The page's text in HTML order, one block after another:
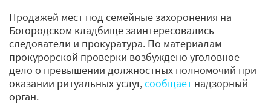
Продажей мест под семейные захоронения на
Богородском кладбище заинтересовались
следователи и прокуратура. По материалам
прокурорской проверки возбуждено уголовное
дело о превышении должностных полномочий при
оказании ритуальных услуг,сообщает надзорный
орган.